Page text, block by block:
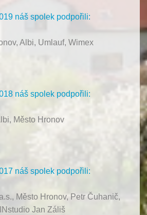
náš spolek podpořili:
Albi, Umlauf, Wimex
náš spolek podpořili:
Město Hronov
náš spolek podpořili:
Město Hronov, Petr Čuhanič,
Jan Záliš